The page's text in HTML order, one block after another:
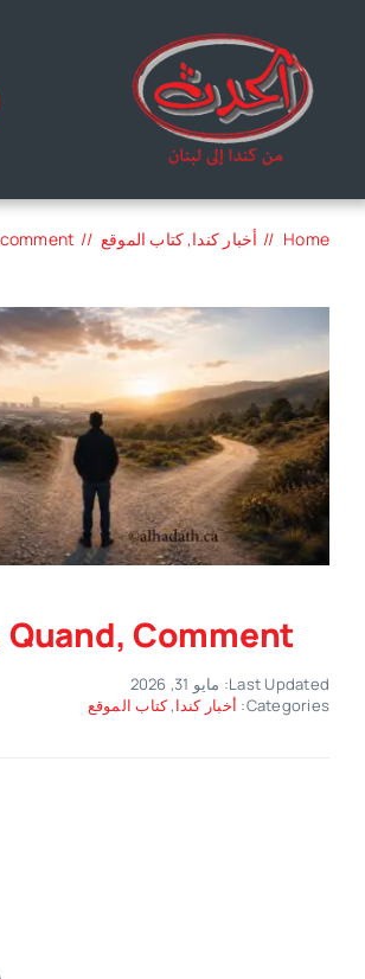
content
Home أخبار كندا كتاب الموقع
Quand, Comment
Last Updated: مايو 31, 2026
Categories: أخبار كندا,كتاب الموقع